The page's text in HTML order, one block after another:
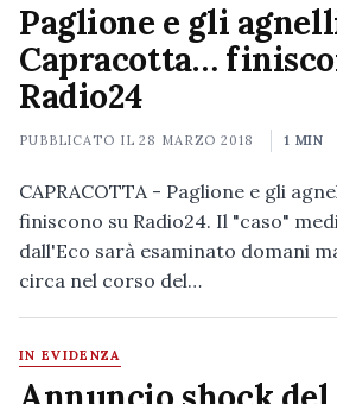
Paglione e gli
Capracotta…
Radio24
PUBBLICATO IL28 MARZO 2018 1 MIN
CAPRACOTTA - Paglione e gli
finiscono su Radio24. Il "caso"
dall'Eco sarà esaminato domani
circa nel corso del…
IN EVIDENZA